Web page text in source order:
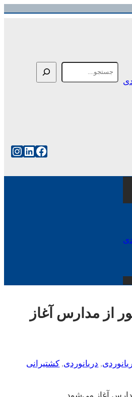
فیس‌بوک
از مدارس آغاز
, دریانوردی, کشتیرانی